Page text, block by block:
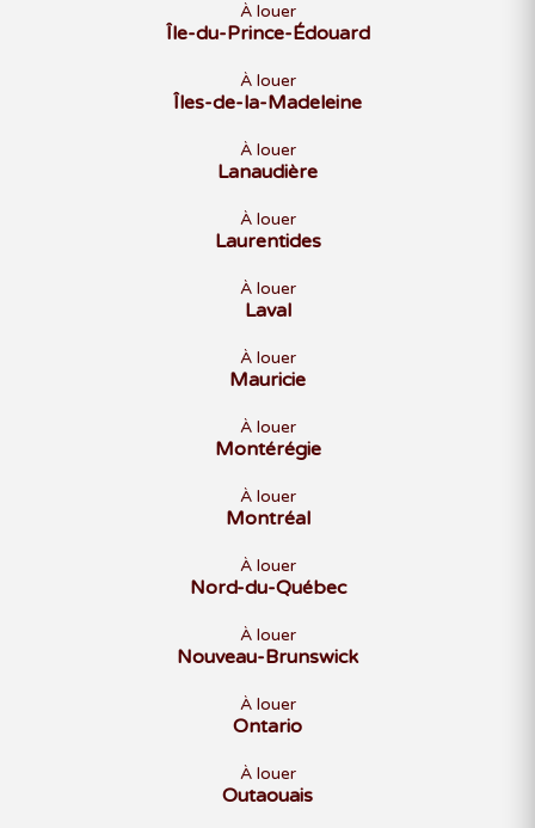
À louer
Île-du-Prince-Édouard
À louer
Îles-de-la-Madeleine
À louer
Lanaudière
À louer
Laurentides
À louer
Laval
À louer
Mauricie
À louer
Montérégie
À louer
Montréal
À louer
Nord-du-Québec
À louer
Nouveau-Brunswick
À louer
Ontario
À louer
Outaouais